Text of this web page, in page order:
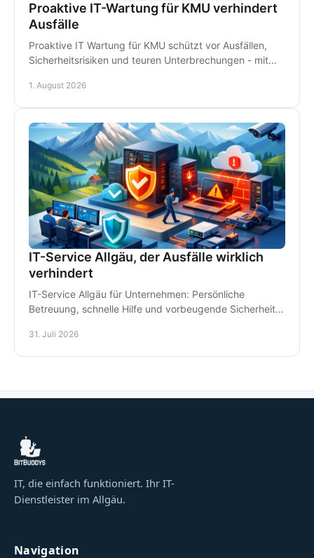
Proaktive IT-Wartung für KMU verhindert
Ausfälle
Proaktive IT Wartung für KMU schützt vor Ausfällen,
Sicherheitsrisiken und teuren Unterbrechungen - mit
1. August 2026
IT-Service Allgäu, der Ausfälle wirklich
verhindert
IT-Service Allgäu für Unternehmen: Persönliche
Betreuung, schnelle Hilfe und vorbeugende Sicherheit
31. Juli 2026
IT, die einfach funktioniert. Ihr IT-
Dienstleister im Allgäu.
Navigation